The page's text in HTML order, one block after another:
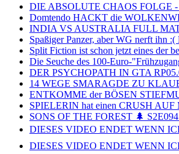
DIE ABSOLUTE CHAOS FOLGE
Domtendo HACKT die
INDIA VS AUSTRALIA FULL
Spaßiger Panzer, aber WG nerft ihn
Split Fiction ist schon jetzt eines der
Die Seuche des 100-Euro-
DER PSYCHOPATH IN GTA RP
14 WEGE SMARAGDE ZU
ENTKOMME der BÖSEN
SPIELERIN hat einen CRUSH
SONS OF THE FOREST 🌲
DIESES VIDEO ENDET WENN
DIESES VIDEO ENDET WENN